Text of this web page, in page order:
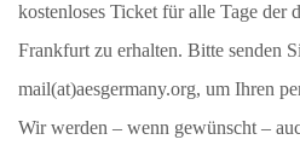
kostenloses Ticket für alle Tage der
Frankfurt zu erhalten. Bitte senden
mail(at)aesgermany.org, um Ihren
Wir werden – wenn gewünscht –